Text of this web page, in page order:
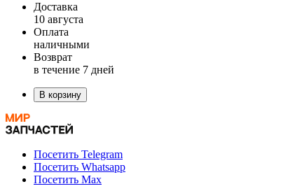
Доставка
10 августа
Оплата
наличными
Возврат
в течение 7 дней
В корзину
Посетить Telegram
Посетить Whatsapp
Посетить Max